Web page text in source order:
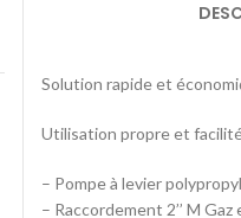
Solution rapide et
Utilisation propre et
– Pompe à levier
– Raccordement 2’’ M